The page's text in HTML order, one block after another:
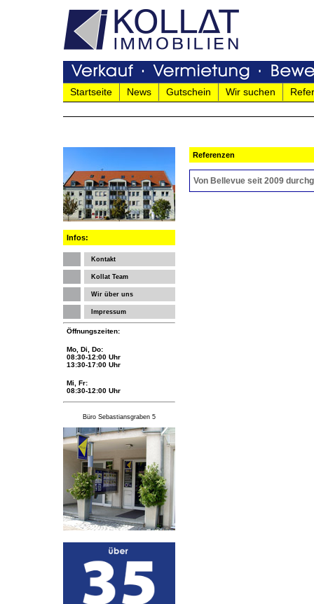
Startseite News Gutschein Wir suchen
Infos:
Kontakt
Kollat Team
Wir über uns
Impressum
Öffnungszeiten:
Mo, Di, Do:
08:30-12:00 Uhr
13:30-17:00 Uhr
Mi, Fr:
08:30-12:00 Uhr
Büro Sebastiansgraben 5
Referenzen
Von Bellevue seit 2009